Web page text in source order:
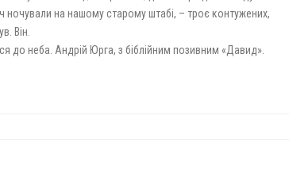
ночували на нашому старому штабі, – троє контужених,
Він.
до неба. Андрій Юрга, з біблійним позивним «Давид».